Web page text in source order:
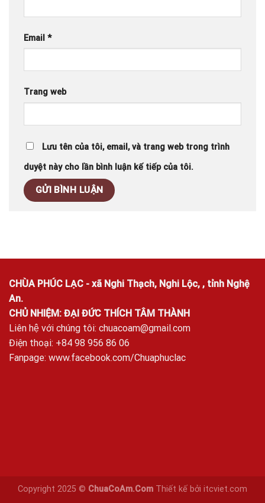
Email *
Trang web
Lưu tên của tôi, email, và trang web trong trình
duyệt này cho lần bình luận kế tiếp của tôi.
CHÙA PHÚC LẠC - xã Nghi Thạch, Nghi Lộc, , tỉnh Nghệ
An.
CHỦ NHIỆM: ĐẠI ĐỨC THÍCH TÂM THÀNH
Liên hệ với chúng tôi: chuacoam@gmail.com
Điện thoại: +84 98 956 86 06
Fanpage: www.facebook.com/Chuaphuclac
Copyright 2025 © ChuaCoAm.Com Thiết kế bởi itcviet.com